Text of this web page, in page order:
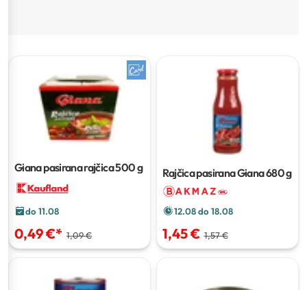
Giana pasirana rajčica500 g
do 11.08
0,49 €* 1,09 €
Rajčica pasirana Giana680 g
12.08 do 18.08
1,45 € 1,57 €